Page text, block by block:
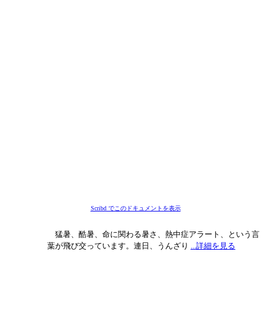
Scribd でこのドキュメントを表示
猛暑、酷暑、命に関わる暑さ、熱中症アラート、という言
葉が飛び交っています。連日、うんざり
...詳細を見る